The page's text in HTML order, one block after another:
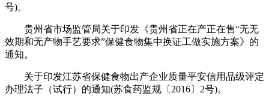
号)。
贵州省市场监管局关于印发《贵州省正在产正在售“无无
效期和无产物手艺要求”保健食物集中换证工做实施方案》的
通知。
关于印发江苏省保健食物出产企业质量平安信用品级评定
办理法子（试行）的通知(苏食药监规〔2016〕2号)。